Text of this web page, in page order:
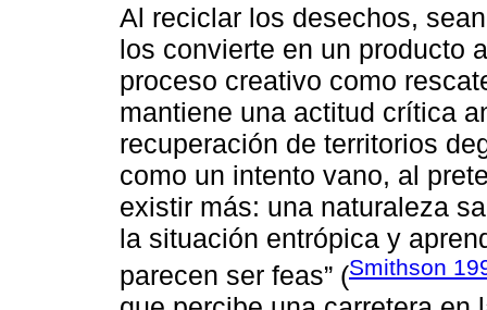
Al reciclar los desechos,
los convierte en un producto
proceso creativo como
mantiene una actitud crítica
recuperación de territorios
como un intento vano, al
existir más: una naturaleza
la situación entrópica y
parecen ser feas” (Smithson